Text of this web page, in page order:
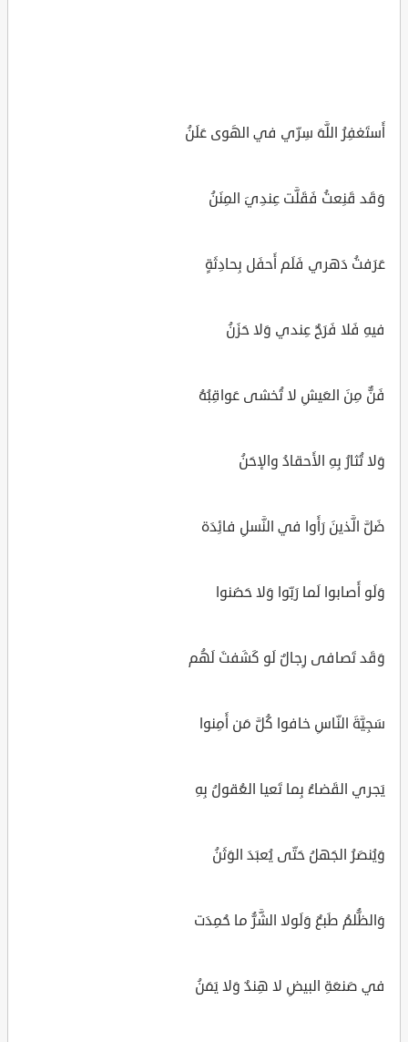
أَستَغفِرُ اللَّهَ سِرّي في الهَوى عَلَنُ
وَقَد قَنِعتُ فَقَلَّت عِندِيَ المِنَنُ
عَرَفتُ دَهري فَلَم أَحفَل بِحادِثَةٍ
فيهِ فَلا فَرَحٌ عِندي وَلا حَزَنُ
فَنٌّ مِنَ العَيشِ لا تُخشى عَواقِبُهُ
وَلا تُثارُ بِهِ الأَحقادُ والإحَنُ
ضَلَّ الَّذينَ رَأَوا في النَّسلِ فائِدَة
وَلَو أَصابوا لَما رَبّوا وَلا حَضَنوا
وَقَد تَصافى رِجالٌ لَو كَشَفتَ لَهُم
سَجِيَّةَ النّاسِ خافوا كُلَّ مَن أَمِنوا
يَجري القَضاءُ بِما تَعيا العُقولُ بِهِ
وَيُنصَرُ الجَهلُ حَتّى يُعبَدَ الوَثَنُ
وَالظُّلمُ طَبعٌ وَلَولا الشَّرُّ ما حُمِدَت
في صَنعَةِ البيضِ لا هِندٌ وَلا يَمَنُ